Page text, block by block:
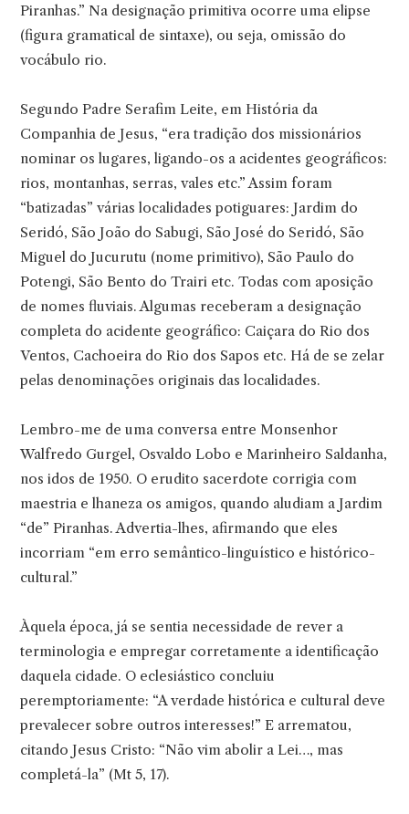
Piranhas.” Na designação primitiva ocorre uma elipse
(figura gramatical de sintaxe), ou seja, omissão do
vocábulo rio.
Segundo Padre Serafim Leite, em História da
Companhia de Jesus, “era tradição dos missionários
nominar os lugares, ligando-os a acidentes geográficos:
rios, montanhas, serras, vales etc.” Assim foram
“batizadas” várias localidades potiguares: Jardim do
Seridó, São João do Sabugi, São José do Seridó, São
Miguel do Jucurutu (nome primitivo), São Paulo do
Potengi, São Bento do Trairi etc. Todas com aposição
de nomes fluviais. Algumas receberam a designação
completa do acidente geográfico: Caiçara do Rio dos
Ventos, Cachoeira do Rio dos Sapos etc. Há de se zelar
pelas denominações originais das localidades.
Lembro-me de uma conversa entre Monsenhor
Walfredo Gurgel, Osvaldo Lobo e Marinheiro Saldanha,
nos idos de 1950. O erudito sacerdote corrigia com
maestria e lhaneza os amigos, quando aludiam a Jardim
“de” Piranhas. Advertia-lhes, afirmando que eles
incorriam “em erro semântico-linguístico e histórico-
cultural.”
Àquela época, já se sentia necessidade de rever a
terminologia e empregar corretamente a identificação
daquela cidade. O eclesiástico concluiu
peremptoriamente: “A verdade histórica e cultural deve
prevalecer sobre outros interesses!” E arrematou,
citando Jesus Cristo: “Não vim abolir a Lei…, mas
completá-la” (Mt 5, 17).